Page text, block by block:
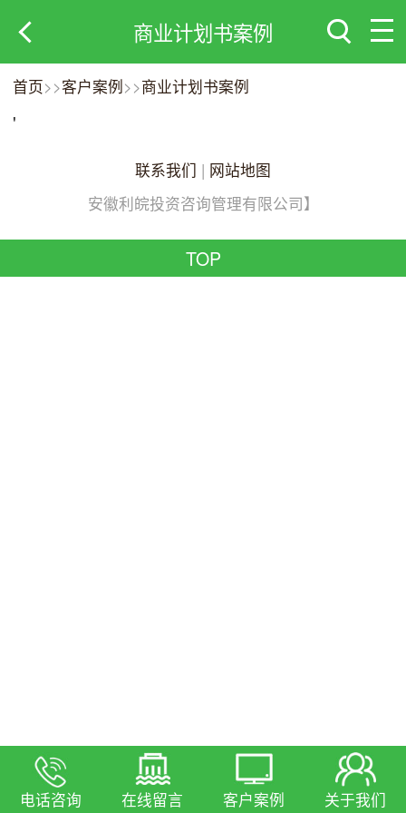
商业计划书案例
首页>>客户案例>>商业计划书案例
'
联系我们 | 网站地图
安徽利皖投资咨询管理有限公司】
电话咨询 在线留言 客户案例 关于我们
TOP